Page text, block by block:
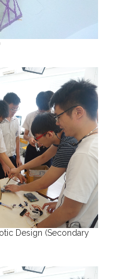
Design (Secondary